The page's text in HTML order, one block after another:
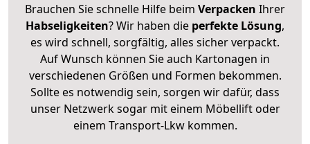
Brauchen Sie schnelle Hilfe beim Verpacken Ihrer
Habseligkeiten? Wir haben die perfekte Lösung,
es wird schnell, sorgfältig, alles sicher verpackt.
Auf Wunsch können Sie auch Kartonagen in
verschiedenen Größen und Formen bekommen.
Sollte es notwendig sein, sorgen wir dafür, dass
unser Netzwerk sogar mit einem Möbellift oder
einem Transport-Lkw kommen.